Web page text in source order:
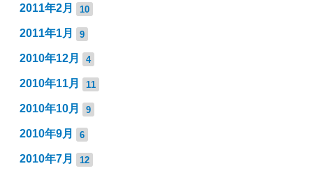
2011年2月 10
2011年1月 9
2010年12月 4
2010年11月 11
2010年10月 9
2010年9月 6
2010年7月 12